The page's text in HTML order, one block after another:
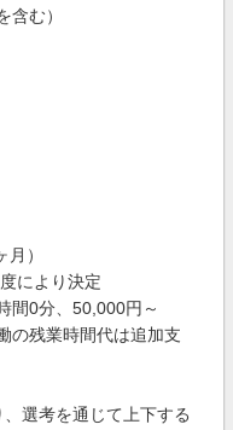
む）
）
により決定
間0分、50,000円～
の残業時間代は追加支
選考を通じて上下する